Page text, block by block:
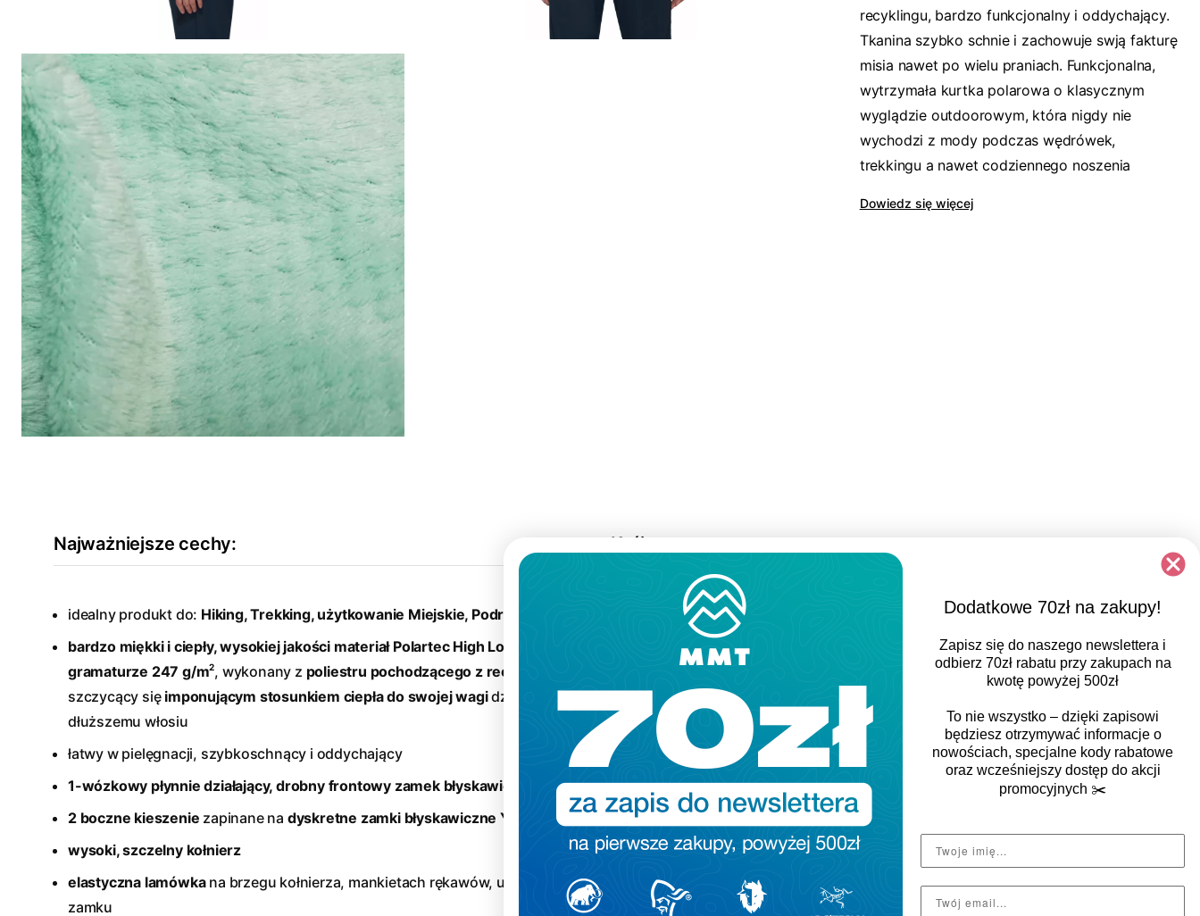
recyklingu, bardzo funkcjonalny i oddychający.
Tkanina szybko schnie i zachowuje swją fakturę
misia nawet po wielu praniach. Funkcjonalna,
wytrzymała kurtka polarowa o klasycznym
wyglądzie outdoorowym, która nigdy nie
wychodzi z mody podczas wędrówek,
trekkingu a nawet codziennego noszenia
Dowiedz się więcej
Najważniejsze cechy:
idealny produkt do: Hiking, Trekking, użytkowanie Miejskie, Podróże
bardzo miękki i ciepły, wysokiej jakości materiał PolartecHigh Loft o
gramaturze 247 g/m2, wykonany z poliestru pochodzącego z recyklingu,
szczycący sięimponującym stosunkiem ciepła do swojej wagidzięki
dłuższemu włosiu
łatwy w pielęgnacji, szybkoschnący i oddychający
1-wózkowy płynnie działający, drobny frontowy zamek błyskawiczny YKK
2 boczne kieszenie zapinane na dyskretne zamki błyskawiczne YKK
wysoki, szczelny kołnierz
elastyczna lamówkana brzegu kołnierza, mankietach rękawów, u dołu i przy
zamku
Krój
Klasyczny, luźniejszy i prosty sportowy krój z
minimalnym dopasowaniem, zapewniający
większą swobodę ruchu, zachowanie komfortu
oraz miejsce na dodatkowe warstwy.
Dodatkowe 70zł na zakupy!
Zapisz się do naszego newslettera i
odbierz 70zł rabatu przy zakupach na
kwotę powyżej 500zł
To nie wszystko – dzięki zapisowi
będziesz otrzymywać informacje o
nowościach, specjalne kody rabatowe
oraz wcześniejszy dostęp do akcji
promocyjnych ✂️